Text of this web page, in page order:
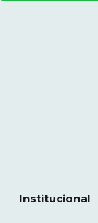
Institucional